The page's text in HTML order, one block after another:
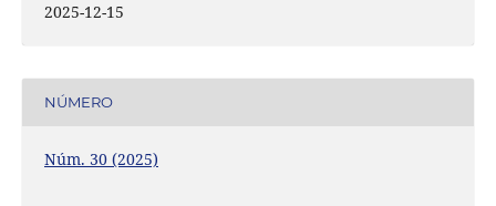
2025-12-15
NÚMERO
Núm. 30 (2025)